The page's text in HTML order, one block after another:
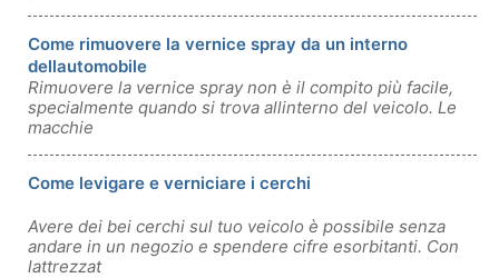
Come rimuovere la vernice spray da un interno
dellautomobile
Rimuovere la vernice spray non è il compito più facile,
specialmente quando si trova allinterno del veicolo. Le
macchie
Come levigare e verniciare i cerchi
Avere dei bei cerchi sul tuo veicolo è possibile senza
andare in un negozio e spendere cifre esorbitanti. Con
lattrezzat